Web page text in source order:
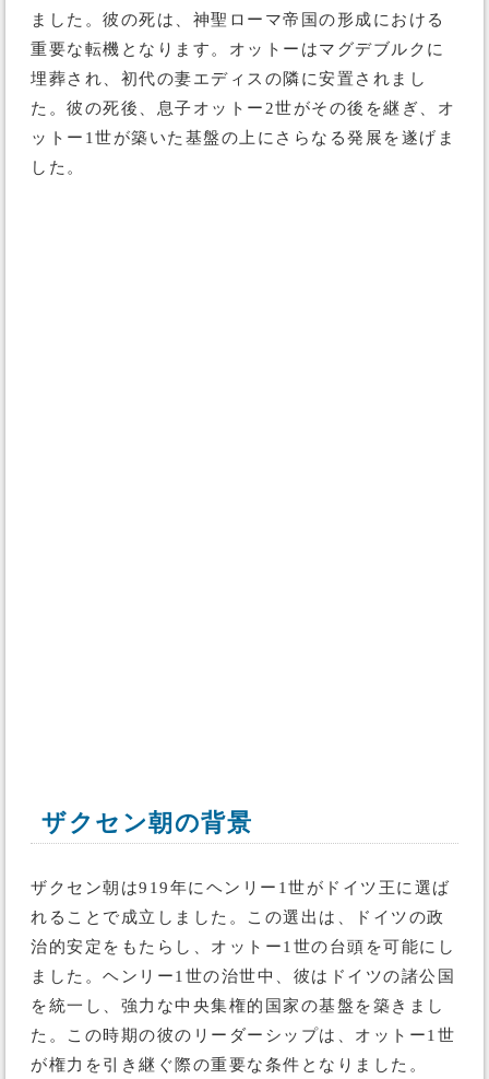
ました。彼の死は、神聖ローマ帝国の形成における
重要な転機となります。オットーはマグデブルクに
埋葬され、初代の妻エディスの隣に安置されまし
た。彼の死後、息子オットー2世がその後を継ぎ、オ
ットー1世が築いた基盤の上にさらなる発展を遂げま
した。
ザクセン朝の背景
ザクセン朝は919年にヘンリー1世がドイツ王に選ば
れることで成立しました。この選出は、ドイツの政
治的安定をもたらし、オットー1世の台頭を可能にし
ました。ヘンリー1世の治世中、彼はドイツの諸公国
を統一し、強力な中央集権的国家の基盤を築きまし
た。この時期の彼のリーダーシップは、オットー1世
が権力を引き継ぐ際の重要な条件となりました。